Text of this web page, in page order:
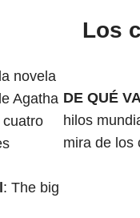
Los
: The big
DE QUÉ
hilos
mira de los